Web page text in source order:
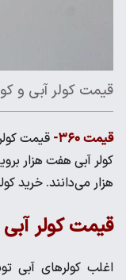
قیمت کولر آبی و
قیمت ۳۶۰-
هزار می‌دانند. خرید کولر گازی ۲۴ هزار امسال حول‌وحوش ۱۰۰
قیمت کولر آبی
اغلب کولر‌های آبی